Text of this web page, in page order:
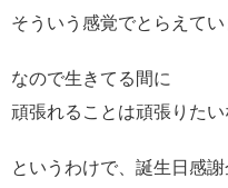
そういう感覚でとらえてい
なので生きてる間に
頑張れることは頑張りたい
というわけで、誕生日感